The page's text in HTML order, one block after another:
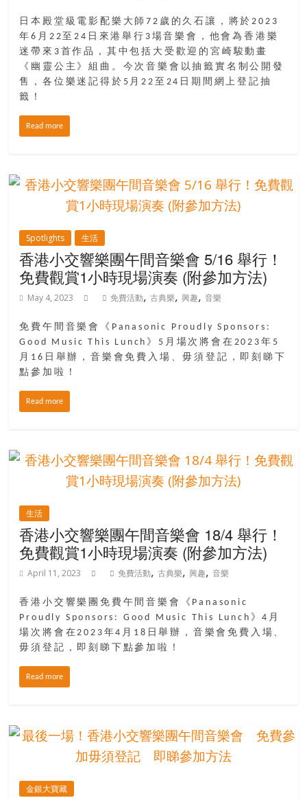
日本殿堂級電影配樂大師72歲的久石讓，將於2023
年6月22至24日來港舉行3場音樂會，他會為香港樂
迷帶來3首作品，其中包括大受歡迎的宮崎駿動畫
《幽靈公主》組曲。今次音樂會以抽籤實名制公開發
售，各位樂迷記得於5月22至24日期間網上登記抽
籤！
Read more
Spotlights 生活
香港小交響樂團午間音樂會 5/16 舉行！
免費觀賞1小時現場演奏 (附參加方法)
May 4, 2023 免費活動,古典樂,興趣,音樂
免費午間音樂會《Panasonic Proudly Sponsors:
Good Music This Lunch》5月場次將會在2023年5
月16日舉辦，音樂會免費入場、毋須登記，即刻睇下
點參加啦！
Read more
生活
香港小交響樂團午間音樂會 18/4 舉行！
免費觀賞1小時現場演奏 (附參加方法)
April 11, 2023 免費活動,古典樂,興趣,音樂
香港小交響樂團免費午間音樂會《Panasonic
Proudly Sponsors: Good Music This Lunch》4月
場次將會在2023年4月18日舉辦，音樂會免費入場、
毋須登記，即刻睇下點參加啦！
Read more
金銀大寶藏